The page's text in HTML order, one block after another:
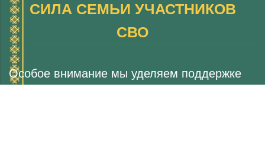
СИЛА СЕМЬИ УЧАСТНИКОВ
СВО
Особое внимание мы уделяем поддержке